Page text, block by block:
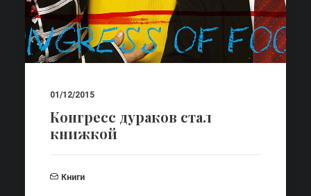
01/12/2015
Конгресс дураков стал
книжкой
Книги